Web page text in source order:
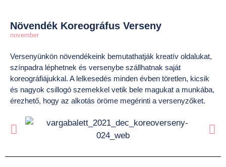
Növendék Koreográfus Verseny
november
Versenyünkön növendékeink bemutathatják kreatív oldalukat,
színpadra léphetnek és versenybe szállhatnak saját
koreográfiájukkal. A lelkesedés minden évben töretlen, kicsik
és nagyok csillogó szemekkel vetik bele magukat a munkába,
érezhető, hogy az alkotás öröme megérinti a versenyzőket.